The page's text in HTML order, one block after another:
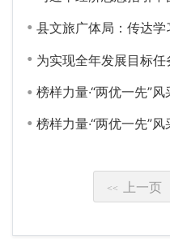
县文旅广体局：传达学习中国共产
为实现全年发展目标任务夯实基础——习近平总
榜样力量·“两优一先”风采
榜样力量·“两优一先”风采展
<< 上一页